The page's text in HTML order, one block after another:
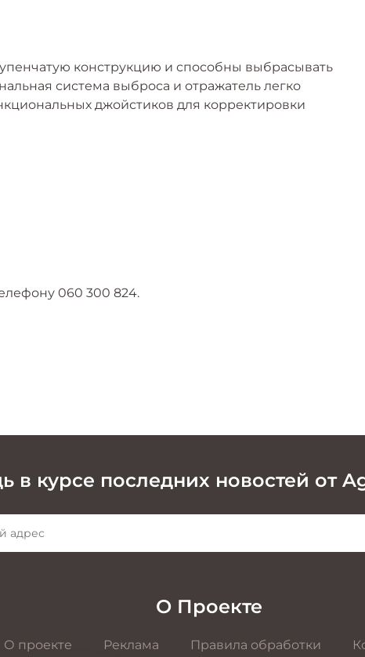
конструкцию и способны выбрасывать
система выброса и отражатель легко
джойстиков для корректировки
060 300 824.
в курсе последних новостей от
О Проекте
О проекте Реклама Правила обработки